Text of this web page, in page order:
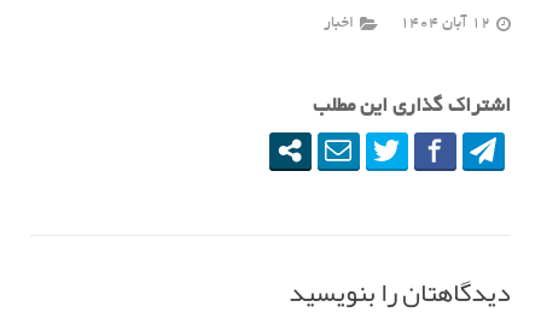
12 آبان 1404 اخبار
اشتراک گذاری این مطلب
دیدگاهتان را بنویسید